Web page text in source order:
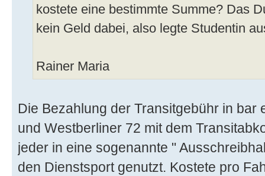
kostete eine bestimmte Summe? Das
kein Geld dabei, also legte Studentin
Rainer Maria
Die Bezahlung der Transitgebühr in bar
und Westberliner 72 mit dem
jeder in eine sogenannte "
den Dienstsport genutzt. Kostete pro